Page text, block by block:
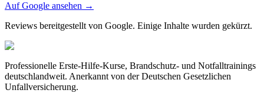
Auf Google ansehen →
Reviews bereitgestellt von Google. Einige Inhalte wurden gekürzt.
Professionelle Erste-Hilfe-Kurse, Brandschutz- und Notfalltrainings
deutschlandweit. Anerkannt von der Deutschen Gesetzlichen
Unfallversicherung.